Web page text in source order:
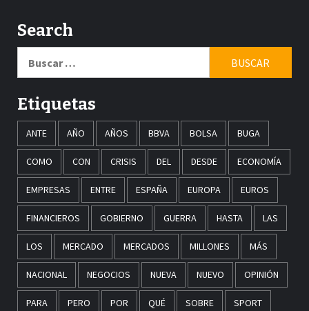
Search
Etiquetas
ANTE AÑO AÑOS BBVA BOLSA BUGA
COMO CON CRISIS DEL DESDE ECONOMÍA
EMPRESAS ENTRE ESPAÑA EUROPA EUROS
FINANCIEROS GOBIERNO GUERRA HASTA LAS
LOS MERCADO MERCADOS MILLONES MÁS
NACIONAL NEGOCIOS NUEVA NUEVO OPINIÓN
PARA PERO POR QUÉ SOBRE SPORT